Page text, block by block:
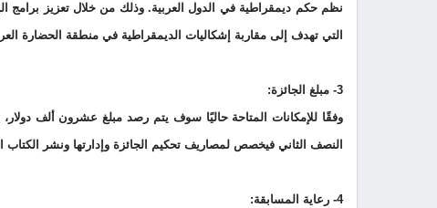
نظم حكم ديمقراطية في الدول العربية. وذلك من خلال تعزيز برامج
التي تهدف إلى مقاربة إشكاليات الديمقراطية في منطقة الحضارة
3- مبلغ الجائزة:
وفقًا للإمكانات المتاحة حاليًا سوف يتم رصد مبلغ عشرون ألف دولار،
النصف الثاني فيخصص لمصاريف تحكيم الجائزة وإدارتها ونشر الكتاب
4- رعاية المسابقة: